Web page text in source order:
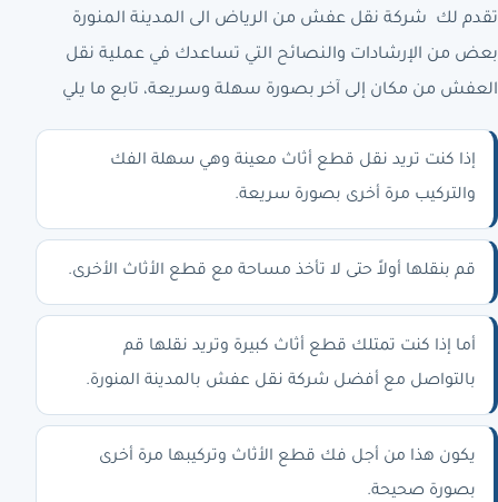
تقدم لك شركة نقل عفش من الرياض الى المدينة المنورة
بعض من الإرشادات والنصائح التي تساعدك في عملية نقل
العفش من مكان إلى آخر بصورة سهلة وسريعة، تابع ما يلي
إذا كنت تريد نقل قطع أثاث معينة وهي سهلة الفك
والتركيب مرة أخرى بصورة سريعة.
قم بنقلها أولاً حتى لا تأخذ مساحة مع قطع الأثاث الأخرى.
أما إذا كنت تمتلك قطع أثاث كبيرة وتريد نقلها قم
بالتواصل مع أفضل شركة نقل عفش بالمدينة المنورة.
يكون هذا من أجل فك قطع الأثاث وتركيبها مرة أخرى
بصورة صحيحة.